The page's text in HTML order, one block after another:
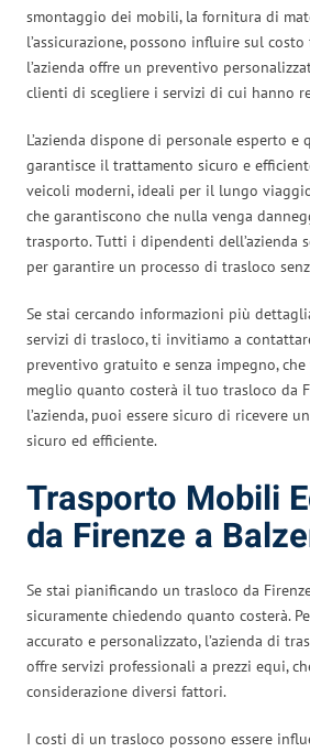
smontaggio dei mobili, la fornitura di
l’assicurazione, possono influire sul
l’azienda offre un preventivo
clienti di scegliere i servizi di cui hanno
L’azienda dispone di personale esperto e
garantisce il trattamento sicuro e
veicoli moderni, ideali per il lungo
che garantiscono che nulla venga
trasporto. Tutti i dipendenti dell’azienda
per garantire un processo di trasloco
Se stai cercando informazioni più
servizi di trasloco, ti invitiamo a
preventivo gratuito e senza impegno,
meglio quanto costerà il tuo trasloco da
l’azienda, puoi essere sicuro di ricevere
sicuro ed efficiente.
Trasporto Mobili
da Firenze a
Se stai pianificando un trasloco da
sicuramente chiedendo quanto costerà.
accurato e personalizzato, l’azienda di
offre servizi professionali a prezzi equi,
considerazione diversi fattori.
I costi di un trasloco possono essere